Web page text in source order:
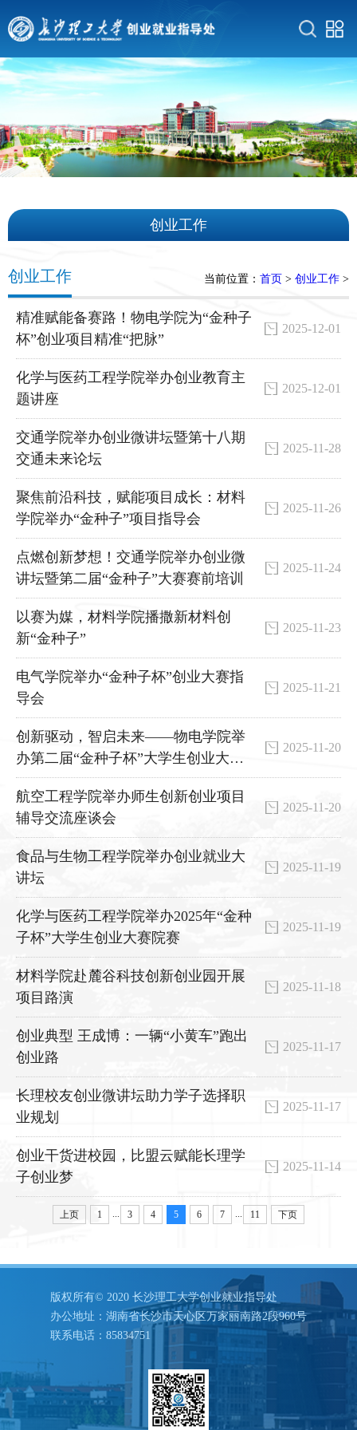
创业工作
创业工作 当前位置： 首页 > 创业工作 >
精准赋能备赛路！物电学院为“金种子
杯”创业项目精准“把脉”
2025-12-01
化学与医药工程学院举办创业教育主
题讲座
2025-12-01
交通学院举办创业微讲坛暨第十八期
交通未来论坛
2025-11-28
聚焦前沿科技，赋能项目成长：材料
学院举办“金种子”项目指导会
2025-11-26
点燃创新梦想！交通学院举办创业微
讲坛暨第二届“金种子”大赛赛前培训
2025-11-24
以赛为媒，材料学院播撒新材料创
新“金种子”
2025-11-23
电气学院举办“金种子杯”创业大赛指
导会
2025-11-21
创新驱动，智启未来——物电学院举
办第二届“金种子杯”大学生创业大赛
院赛
2025-11-20
航空工程学院举办师生创新创业项目
辅导交流座谈会
2025-11-20
食品与生物工程学院举办创业就业大
讲坛
2025-11-19
化学与医药工程学院举办2025年“金种
子杯”大学生创业大赛院赛
2025-11-19
材料学院赴麓谷科技创新创业园开展
项目路演
2025-11-18
创业典型 王成博：一辆“小黄车”跑出
创业路
2025-11-17
长理校友创业微讲坛助力学子选择职
业规划
2025-11-17
创业干货进校园，比盟云赋能长理学
子创业梦
2025-11-14
上页 1 3 4 5 6 7 11 下页
版权所有© 2020 长沙理工大学创业就业指导处
办公地址：湖南省长沙市天心区万家丽南路2段960号
联系电话：85834751